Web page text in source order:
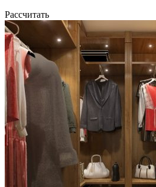
Рассчитать